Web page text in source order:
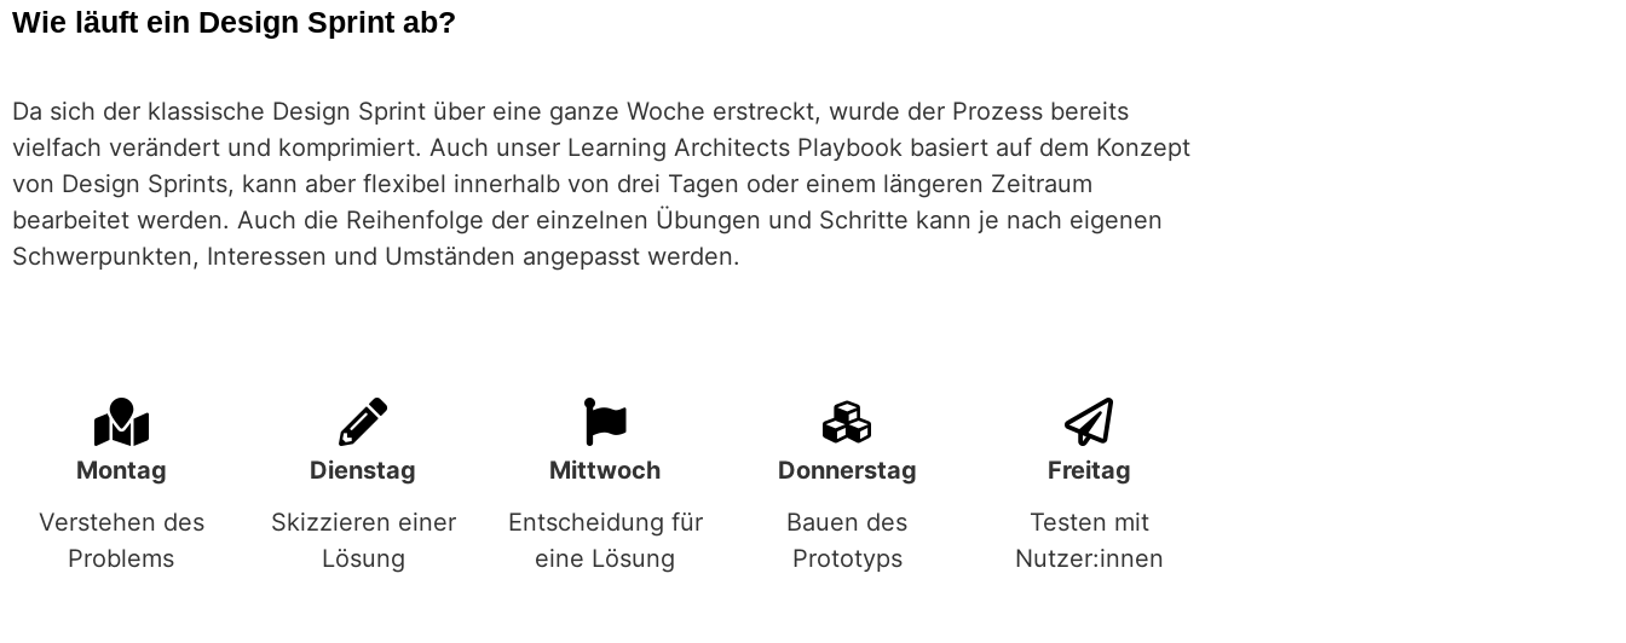
Wie läuft ein Design Sprint ab?
Da sich der klassische Design Sprint über eine ganze Woche erstreckt, wurde der Prozess bereits
vielfach verändert und komprimiert. Auch unser Learning Architects Playbook basiert auf dem Konzept
von Design Sprints, kann aber flexibel innerhalb von drei Tagen oder einem längeren Zeitraum
bearbeitet werden. Auch die Reihenfolge der einzelnen Übungen und Schritte kann je nach eigenen
Schwerpunkten, Interessen und Umständen angepasst werden.
Montag
Verstehen des
Problems
Dienstag
Skizzieren einer
Lösung
Mittwoch
Entscheidung für
eine Lösung
Donnerstag
Bauen des
Prototyps
Freitag
Testen mit
Nutzer:innen